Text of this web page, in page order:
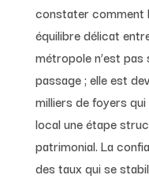
constater comment
équilibre délicat
métropole n’est
passage ; elle est
milliers de foyers qui
local une étape
patrimonial. La
des taux qui se